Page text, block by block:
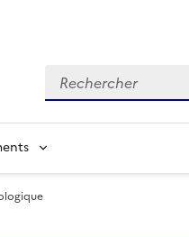
Rechercher